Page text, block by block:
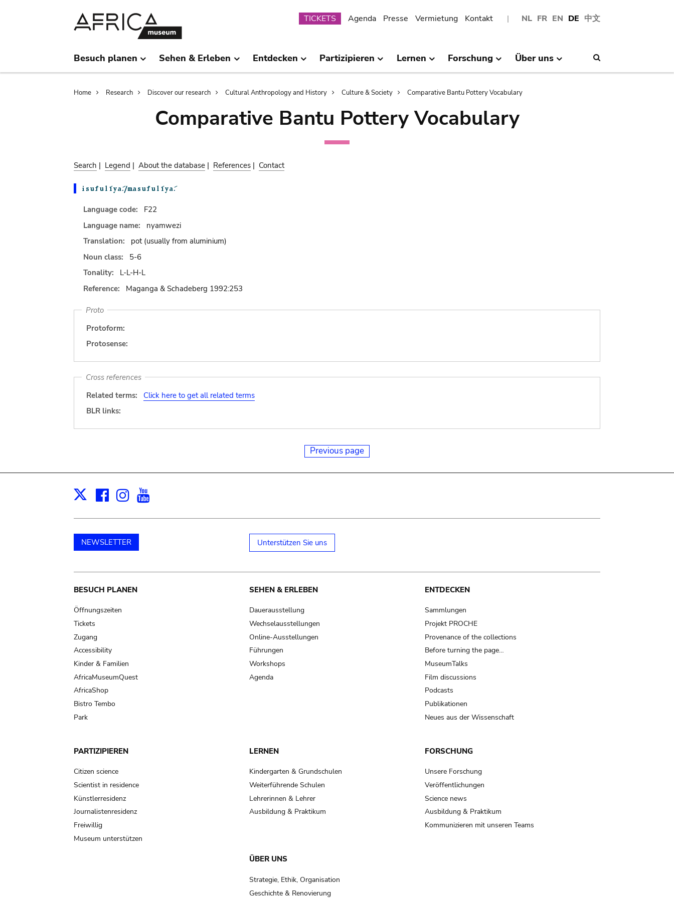
NL FR EN DE 中文
Submenu
TICKETS Agenda Presse Vermietung Kontakt
Besuch planen Sehen & Erleben Entdecken Partizipieren Lernen Forschung Über uns
Breadcrumb
Home Research Discover our research Cultural Anthropology and History Culture & Society Comparative Bantu Pottery Vocabulary
Comparative Bantu Pottery Vocabulary
Search | Legend | About the database | References | Contact
Language code:
F22
Language name:
nyamwezi
Translation:
pot (usually from aluminium)
Noun class:
5-6
Tonality:
L-L-H-L
Reference:
Maganga & Schadeberg 1992:253
Proto
Protoform:
Protosense:
Cross references
Related terms:
Click here to get all related terms
BLR links:
Previous page
X Facebook
Instagram
NEWSLETTER Unterstützen Sie uns
Main
navigation
BESUCH PLANEN
Öffnungszeiten
Tickets
Zugang
Accessibility
Kinder & Familien
AfricaMuseumQuest
AfricaShop
Bistro Tembo
Park
SEHEN & ERLEBEN
Dauerausstellung
Wechselausstellungen
Online-Ausstellungen
Führungen
Workshops
Agenda
ENTDECKEN
Sammlungen
Projekt PROCHE
Provenance of the collections
Before turning the page…
MuseumTalks
Film discussions
Podcasts
Publikationen
Neues aus der Wissenschaft
PARTIZIPIEREN
Citizen science
Scientist in residence
Künstlerresidenz
Journalistenresidenz
Freiwillig
Museum unterstützen
LERNEN
Kindergarten & Grundschulen
Weiterführende Schulen
Lehrerinnen & Lehrer
Ausbildung & Praktikum
FORSCHUNG
Unsere Forschung
Veröffentlichungen
Science news
Ausbildung & Praktikum
Kommunizieren mit unseren Teams
ÜBER UNS
Strategie, Ethik, Organisation
Geschichte & Renovierung